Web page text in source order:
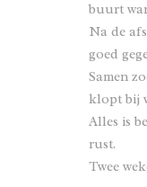
buurt
Na de
goed
Samen
klopt bij
Alles is
rust.
Twee